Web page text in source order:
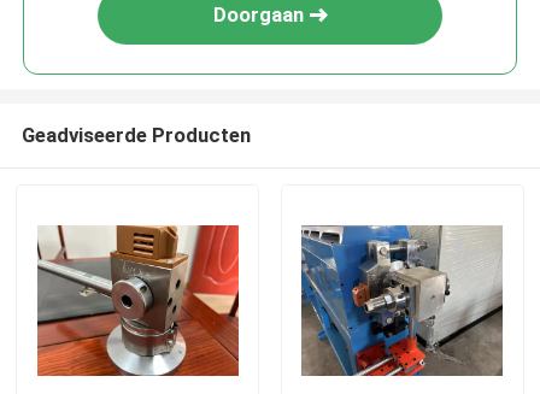
Doorgaan
Geadviseerde Producten